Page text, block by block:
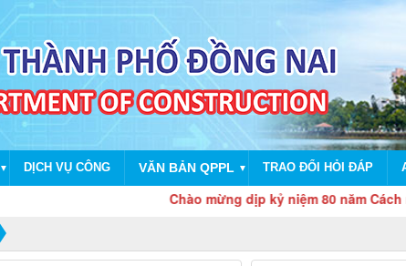
▼ DỊCH VỤ CÔNG VĂN BẢN QPPL ▼ TRAO ĐỔI HỎI ĐÁP
Chào mừng dịp kỷ niệm 80 năm Cách mạng